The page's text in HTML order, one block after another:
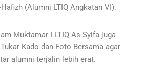
(Alumni LTIQ Angkatan VI).
Muktamar I LTIQ As-Syifa juga
Kado dan Foto Bersama agar
alumni terjalin lebih erat.